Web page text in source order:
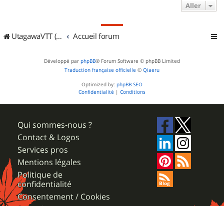
Aller
UtagawaVTT (Randos VTT et VTTAE avec traces GPS) Accueil forum
Développé par phpBB® Forum Software © phpBB Limited
Traduction française officielle © Qiaeru
Optimized by: phpBB SEO
Confidentialité | Conditions
Qui sommes-nous ?
Contact & Logos
Services pros
Mentions légales
Politique de
confidentialité
Consentement / Cookies